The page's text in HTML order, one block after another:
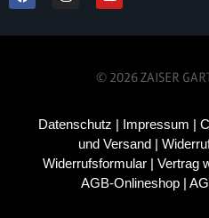
© 2026 ZAISER
Datenschutz | Impressum |
und Versand|
Widerrufsformular| Vertrag
AGB-Onlineshop|